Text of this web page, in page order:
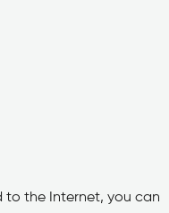
to the Internet, you can